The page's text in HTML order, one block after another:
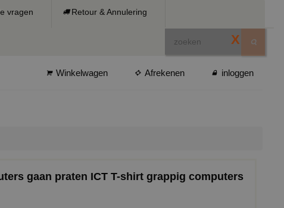
vragen Retour & Annulering
X
Winkelwagen Afrekenen inloggen
gaan praten ICT T-shirt grappig computers